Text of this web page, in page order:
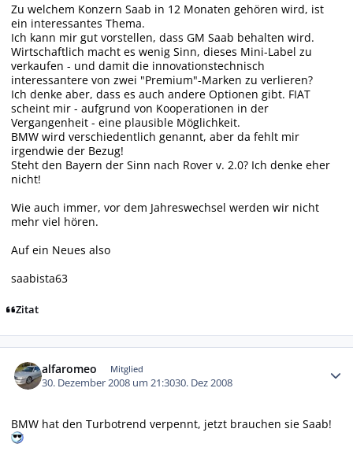
Zu welchem Konzern Saab in 12 Monaten gehören wird, ist
ein interessantes Thema.
Ich kann mir gut vorstellen, dass GM Saab behalten wird.
Wirtschaftlich macht es wenig Sinn, dieses Mini-Label zu
verkaufen - und damit die innovationstechnisch
interessantere von zwei "Premium"-Marken zu verlieren?
Ich denke aber, dass es auch andere Optionen gibt. FIAT
scheint mir - aufgrund von Kooperationen in der
Vergangenheit - eine plausible Möglichkeit.
BMW wird verschiedentlich genannt, aber da fehlt mir
irgendwie der Bezug!
Steht den Bayern der Sinn nach Rover v. 2.0? Ich denke eher
nicht!
Wie auch immer, vor dem Jahreswechsel werden wir nicht
mehr viel hören.
Auf ein Neues also
saabista63
Zitat
alfaromeo Mitglied
30. Dezember 2008 um 21:3030. Dez 2008
BMW hat den Turbotrend verpennt, jetzt brauchen sie Saab!